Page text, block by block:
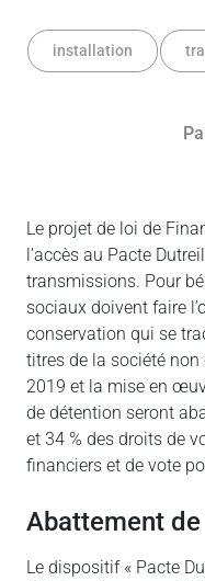
installation
Le projet de loi de
l’accès au Pacte
transmissions. Pour
sociaux doivent faire
conservation qui se
titres de la société
2019 et la mise en
de détention seront
et 34 % des droits de
financiers et de vote
Abattement de
Le dispositif « Pacte